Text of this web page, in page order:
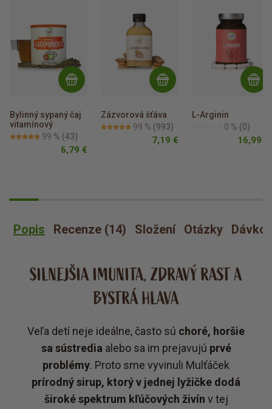
Bylinný sypaný čaj
vitamínový
99 % (43)
6,79 €
Zázvorová šťáva
99 % (993)
7,19 €
L-Arginin
0 % (0)
16,99 €
Popis Recenze (14) Složení Otázky
SILNEJŠIA IMUNITA, ZDRAVÝ RAST A
BYSTRÁ HLAVA
Veľa detí neje ideálne, často sú choré, horšie
sa sústredia alebo sa im prejavujú prvé
problémy. Proto sme vyvinuli Mulťáček
prírodný sirup, ktorý v jednej lyžičke dodá
široké spektrum kľúčových živín v tej